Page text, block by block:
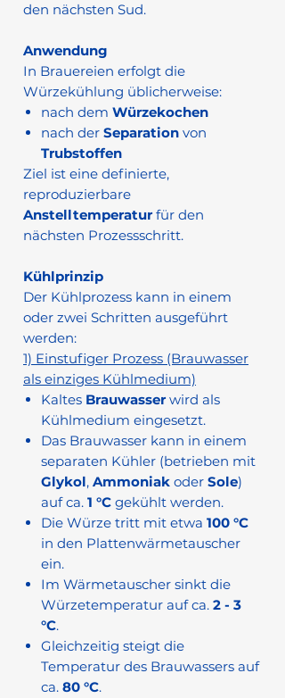
den nächsten Sud.
Anwendung
In Brauereien erfolgt die
Würzekühlung üblicherweise:
nach dem Würzekochen
nach der Separation von
Trubstoffen
Ziel ist eine definierte,
reproduzierbare
Anstelltemperaturfür den
nächsten Prozessschritt.
Kühlprinzip
Der Kühlprozess kann in einem
oder zwei Schritten ausgeführt
werden:
1) Einstufiger Prozess (Brauwasser
als einziges Kühlmedium)
Kaltes Brauwasserwird als
Kühlmedium eingesetzt.
Das Brauwasser kann in einem
separaten Kühler (betrieben mit
Glykol, Ammoniak oder Sole)
auf ca. 1 °C gekühlt werden.
Die Würze tritt mit etwa 100 °C
in den Plattenwärmetauscher
ein.
Im Wärmetauscher sinkt die
Würzetemperatur auf ca. 2 - 3
°C.
Gleichzeitig steigt die
Temperatur des Brauwassers auf
ca. 80 °C.